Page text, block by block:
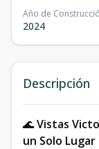
Año de
2024
Descripción
🌊Vistas
un Solo Lugar